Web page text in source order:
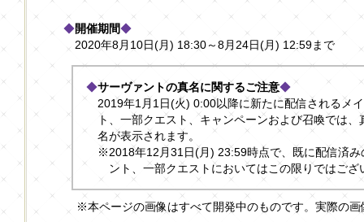
◆開催期間◆
2020年8月10日(月) 18:30～8月24日(月) 12:59まで
◆サーヴァントの真名に関するご注意◆
2019年1月1日(火) 0:00以降に新たに配信されるメ
ト、一部クエスト、キャンペーンおよび召喚では
名が表示されます。
※2018年12月31日(月) 23:59時点で、既に配信済
ント、一部クエストにおいてはこの限りではござ
※本ページの画像はすべて開発中のものです。実際の